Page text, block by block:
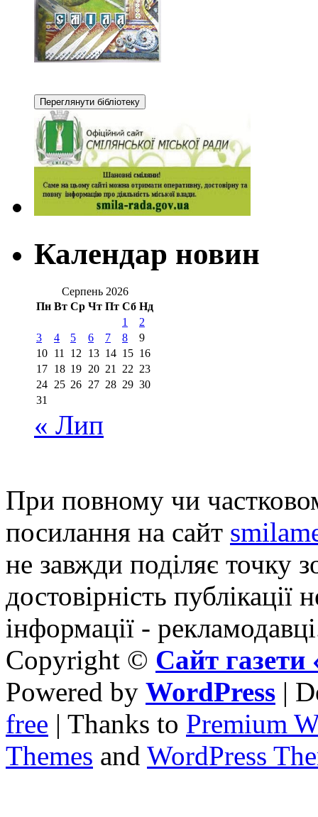
Календар новин
Серпень 2026
Пн Вт Ср Чт Пт Сб Нд
1
2
3
4 5 6 7 8
9
10 11 12 13 14 15 16
17 18 19 20 21 22 23
24 25 26 27 28 29 30
31
« Лип
При повному чи
посилання на сайт
не завжди поділяє точку
достовірність публікації
інформації -
Copyright © Сайт
Powered by WordPress |
free | Thanks to Premium
Themes and WordPress